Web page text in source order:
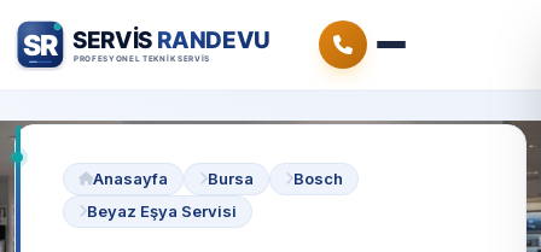
Anasayfa Bursa
Bosch
Beyaz Eşya Servisi